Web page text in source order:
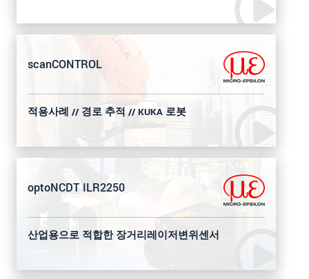
scanCONTROL
적용사례 // 경로 추적 // KUKA 로봇
optoNCDT ILR2250
산업용으로 적합한 장거리레이저변위센서